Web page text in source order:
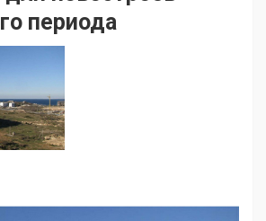
периода